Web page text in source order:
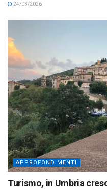
24/03/2026
APPROFONDIMENTI
Turismo, in Umbria